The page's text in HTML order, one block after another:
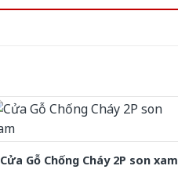
Cửa Gỗ Chống Cháy 2P son xam